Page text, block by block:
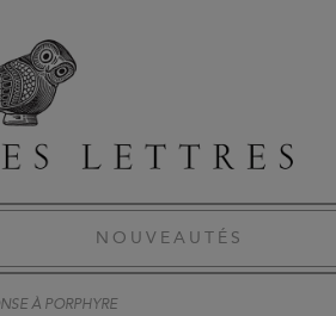
NOUVEAUTÉS
À PORPHYRE